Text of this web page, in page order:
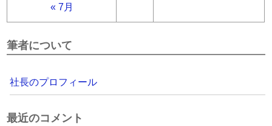
« 7月
筆者について
社長のプロフィール
最近のコメント